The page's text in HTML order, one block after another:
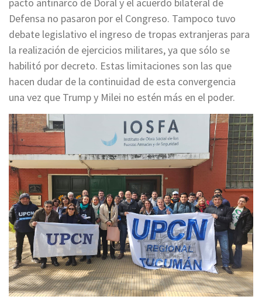
Defensa no pasaron por el Congreso. Tampoco tuvo
debate legislativo el ingreso de tropas extranjeras para
la realización de ejercicios militares, ya que sólo se
habilitó por decreto. Estas limitaciones son las que
hacen dudar de la continuidad de esta convergencia
una vez que Trump y Milei no estén más en el poder.